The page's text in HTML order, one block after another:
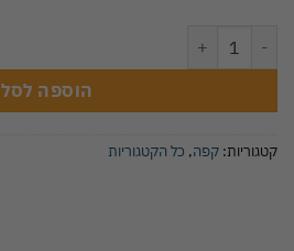
הוספה לסל
קטגוריות: קפה, כל הקטגוריות